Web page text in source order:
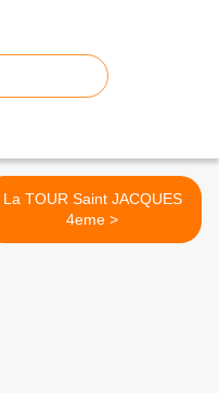
La TOUR Saint JACQUES
4eme >